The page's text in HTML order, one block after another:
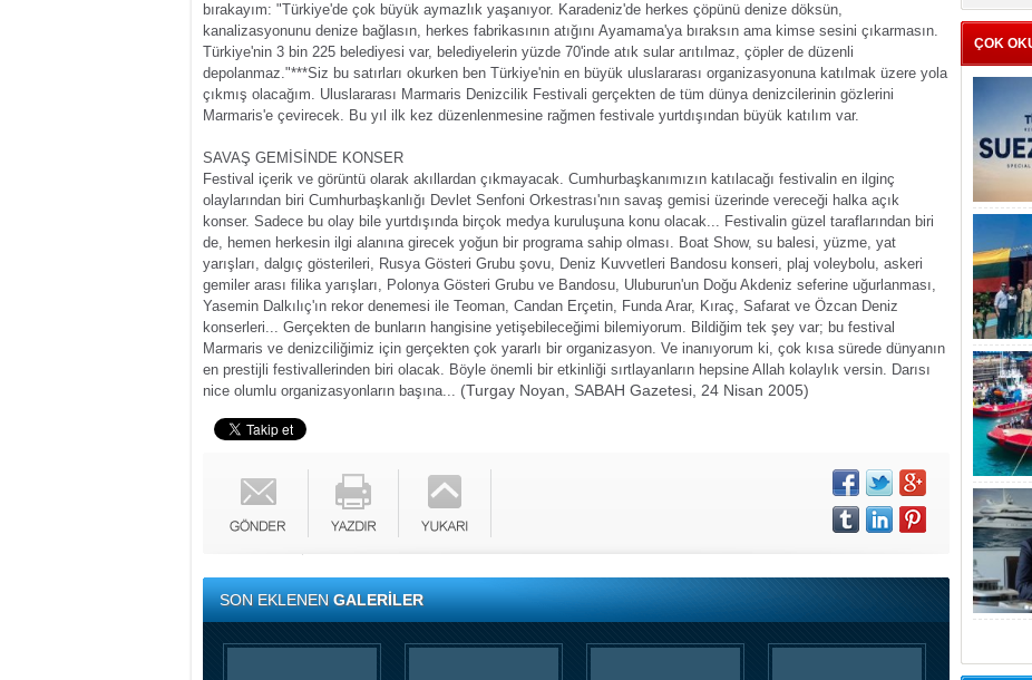
bırakayım: "Türkiye'de çok büyük aymazlık yaşanıyor. Karadeniz'de herkes çöpünü denize döksün,
kanalizasyonunu denize bağlasın, herkes fabrikasının atığını Ayamama'ya bıraksın ama kimse sesini çıkarmasın.
Türkiye'nin 3 bin 225 belediyesi var, belediyelerin yüzde 70'inde atık sular arıtılmaz, çöpler de düzenli
depolanmaz."***Siz bu satırları okurken ben Türkiye'nin en büyük uluslararası organizasyonuna katılmak üzere yola
çıkmış olacağım. Uluslararası Marmaris Denizcilik Festivali gerçekten de tüm dünya denizcilerinin gözlerini
Marmaris'e çevirecek. Bu yıl ilk kez düzenlenmesine rağmen festivale yurtdışından büyük katılım var.
SAVAŞ GEMİSİNDE KONSER
Festival içerik ve görüntü olarak akıllardan çıkmayacak. Cumhurbaşkanımızın katılacağı festivalin en ilginç
olaylarından biri Cumhurbaşkanlığı Devlet Senfoni Orkestrası'nın savaş gemisi üzerinde vereceği halka açık
konser. Sadece bu olay bile yurtdışında birçok medya kuruluşuna konu olacak... Festivalin güzel taraflarından biri
de, hemen herkesin ilgi alanına girecek yoğun bir programa sahip olması. Boat Show, su balesi, yüzme, yat
yarışları, dalgıç gösterileri, Rusya Gösteri Grubu şovu, Deniz Kuvvetleri Bandosu konseri, plaj voleybolu, askeri
gemiler arası filika yarışları, Polonya Gösteri Grubu ve Bandosu, Uluburun'un Doğu Akdeniz seferine uğurlanması,
Yasemin Dalkılıç'ın rekor denemesi ile Teoman, Candan Erçetin, Funda Arar, Kıraç, Safarat ve Özcan Deniz
konserleri... Gerçekten de bunların hangisine yetişebileceğimi bilemiyorum. Bildiğim tek şey var; bu festival
Marmaris ve denizciliğimiz için gerçekten çok yararlı bir organizasyon. Ve inanıyorum ki, çok kısa sürede dünyanın
en prestijli festivallerinden biri olacak. Böyle önemli bir etkinliği sırtlayanların hepsine Allah kolaylık versin. Darısı
nice olumlu organizasyonların başına... (Turgay Noyan, SABAH Gazetesi, 24 Nisan 2005)
SON EKLENENGALERİLER
ÇOK